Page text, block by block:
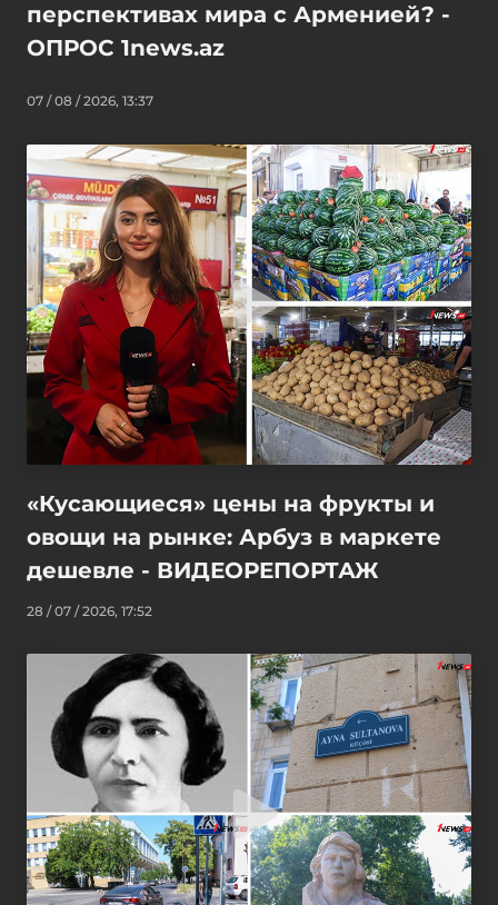
перспективах мира с Арменией? -
ОПРОС 1news.az
07 / 08 / 2026, 13:37
«Кусающиеся» цены на фрукты и
овощи на рынке: Арбуз в маркете
дешевле - ВИДЕОРЕПОРТАЖ
28 / 07 / 2026, 17:52